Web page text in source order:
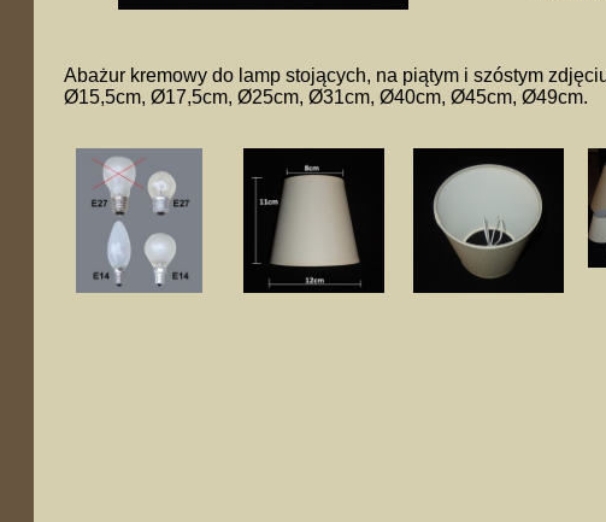
Abażur kremowy do lamp stojących, na piątym i szóstym
Ø15,5cm, Ø17,5cm, Ø25cm, Ø31cm, Ø40cm, Ø45cm, Ø49cm.